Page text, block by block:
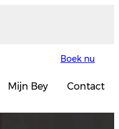
Boek nu
Mijn Bey Contact